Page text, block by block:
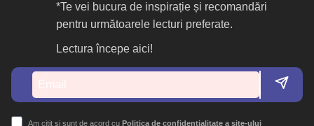
*Te vei bucura de inspirație și recomandări
pentru următoarele lecturi preferate.
Lectura începe aici!
Am citit și sunt de acord cu Politica de confidențialitate a site-ului